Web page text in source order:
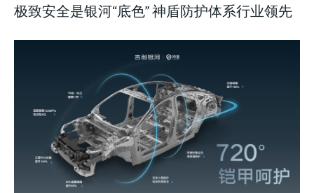
极致安全是银河“底色” 神盾防护体系行业领先